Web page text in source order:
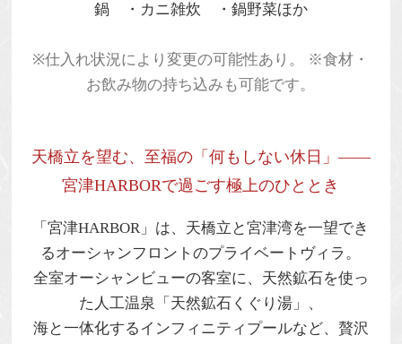
鍋 ・カニ雑炊 ・鍋野菜ほか
※仕入れ状況により変更の可能性あり。 ※食材・
お飲み物の持ち込みも可能です。
天橋立を望む、至福の「何もしない休日」——
宮津HARBORで過ごす極上のひととき
「宮津HARBOR」は、天橋立と宮津湾を一望でき
るオーシャンフロントのプライベートヴィラ。
全室オーシャンビューの客室に、天然鉱石を使っ
た人工温泉「天然鉱石くぐり湯」、
海と一体化するインフィニティプールなど、贅沢